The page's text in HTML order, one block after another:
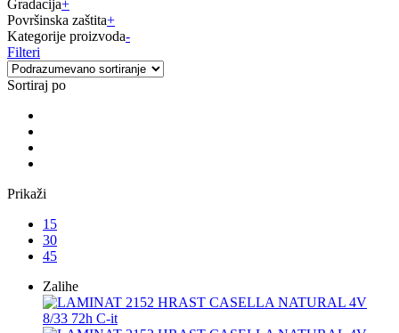
Gradacija+
Površinska zaštita+
Kategorije proizvoda-
Filteri
Sortiraj po
Prikaži
15
30
45
Zalihe